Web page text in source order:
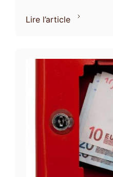
spécialisé en droit de ...
Lire l’article